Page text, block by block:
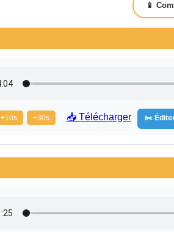
📱
+10s +30s 📥 Télécharger ✂️